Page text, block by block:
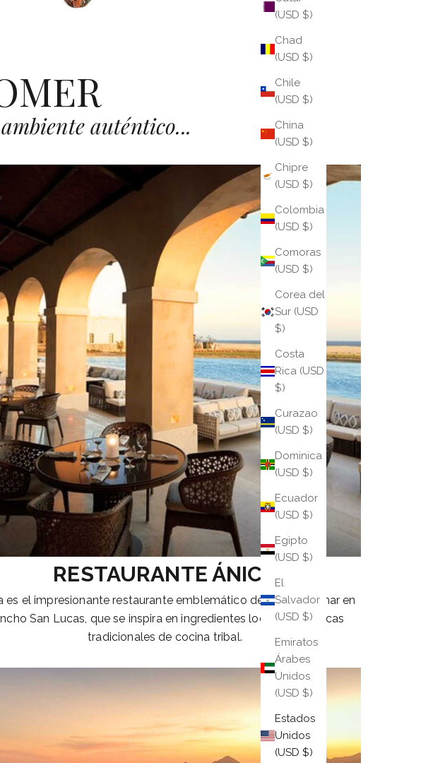
(USD $)
Chad
(USD $)
Chile
(USD $)
China
(USD $)
Chipre
(USD $)
Colombia
(USD $)
Comoras
(USD $)
Corea del
Sur (USD
$)
Costa
Rica (USD
$)
Curazao
(USD $)
Dominica
(USD $)
Ecuador
(USD $)
Egipto
(USD $)
El
Salvador
(USD $)
Emiratos
Árabes
Unidos
(USD $)
Estados
Unidos
(USD $)
auténtico...
RESTAURANTE ÁNICA
es el impresionante restaurante emblemático de Grand Solmar en
San Lucas, que se inspira en ingredientes locales y técnicas
tradicionales de cocina tribal.